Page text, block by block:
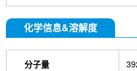
化学信息&溶解度
分子量